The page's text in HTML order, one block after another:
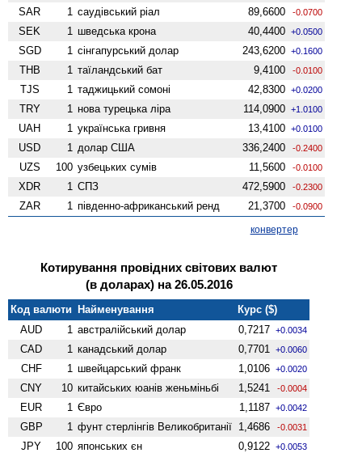
SAR 1 саудівський ріал 89,6600 -0.0700
SEK 1 шведська крона 40,4400 +0.0500
SGD 1 сінгапурський долар 243,6200 +0.1600
THB 1 таїландський бат 9,4100 -0.0100
TJS 1 таджицький сомоні 42,8300 +0.0200
TRY 1 нова турецька ліра 114,0900 +1.0100
UAH 1 українська гривня 13,4100 +0.0100
USD 1 долар США 336,2400 -0.2400
UZS 100 узбецьких сумів 11,5600 -0.0100
XDR 1 СПЗ 472,5900 -0.2300
ZAR 1 південно-африканський ренд 21,3700 -0.0900
конвертер
Котирування провідних світових валют
(в доларах) на 26.05.2016
Код валюти Найменування
Курс ($)
AUD
1 австралійський долар 0,7217 +0.0034
CAD 1 канадський долар 0,7701 +0.0060
CHF 1 швейцарський франк 1,0106 +0.0020
CNY 10 китайських юанів женьмiньбi 1,5241 -0.0004
EUR 1 Євро 1,1187 +0.0042
GBP 1 фунт стерлінгів Велико­британії 1,4686 -0.0031
JPY 100 японських єн 0,9122 +0.0053